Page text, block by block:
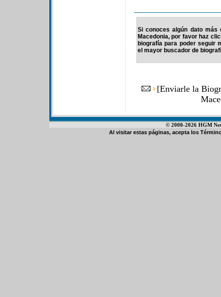
Si conoces algún dato más
Macedonia, por favor haz
biografía para poder seguir
el mayor buscador de
[Enviarle la
© 2000-2026 HGM
Al visitar estas páginas, acepta los